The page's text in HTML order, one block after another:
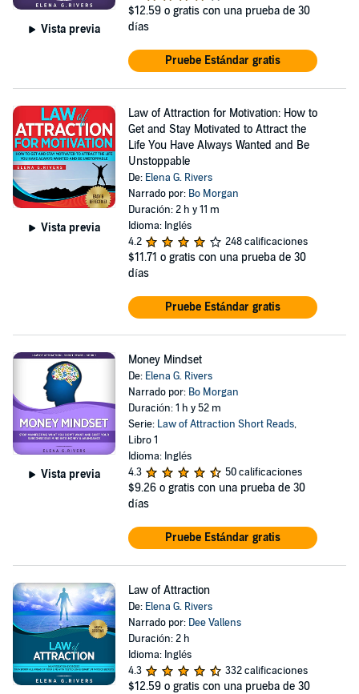
Vista previa
$12.59 o gratis con una prueba de 30
días
Pruebe Estándar gratis
Vista previa
Law of Attraction for Motivation: How to
Get and Stay Motivated to Attract the
Life You Have Always Wanted and Be
Unstoppable
De: Elena G. Rivers
Narrado por: Bo Morgan
Duración: 2 h y 11 m
Idioma: Inglés
4.2
248 calificaciones
$11.71 o gratis con una prueba de 30
días
Pruebe Estándar gratis
Vista previa
Money Mindset
De: Elena G. Rivers
Narrado por: Bo Morgan
Duración: 1 h y 52 m
Serie: Law of Attraction Short Reads,
Libro 1
Idioma: Inglés
4.3
50 calificaciones
$9.26 o gratis con una prueba de 30
días
Pruebe Estándar gratis
Law of Attraction
De: Elena G. Rivers
Narrado por: Dee Vallens
Duración: 2 h
Idioma: Inglés
4.3
332 calificaciones
$12.59 o gratis con una prueba de 30